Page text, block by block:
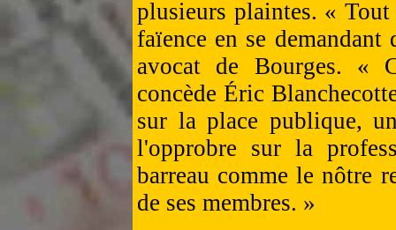
plusieurs plaintes. « Tout
faïence en se
avocat de Bourges. «
concède Éric
sur la place publique,
l'opprobre sur la
barreau comme le nôtre
de ses membres. »